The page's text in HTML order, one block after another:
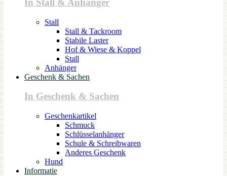
In Stall & Anhänger
Stall
Stall & Tackroom
Stabile Laster
Hof & Wiese & Koppel
Stall
Anhänger
Geschenk & Sachen
In Geschenk & Sachen
Geschenkartikel
Schmuck
Schlüsselanhänger
Schule & Schreibwaren
Anderes Geschenk
Hund
Informatie